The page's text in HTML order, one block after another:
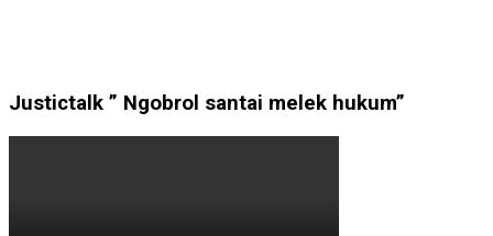
Justictalk ” Ngobrol santai melek hukum”